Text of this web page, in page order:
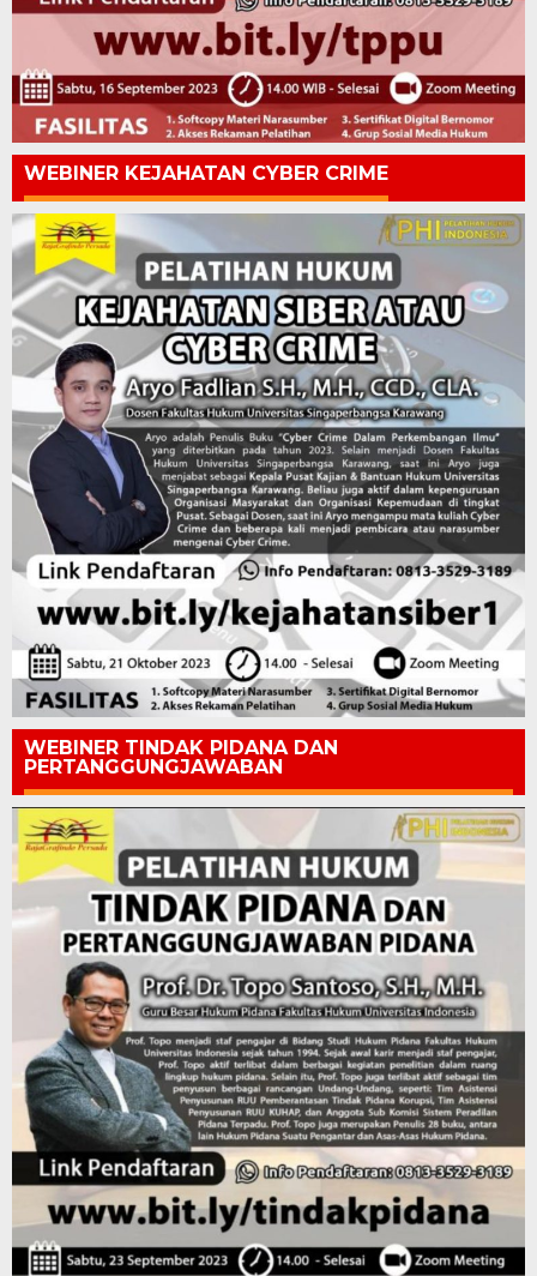
WEBINER KEJAHATAN CYBER CRIME
WEBINER TINDAK PIDANA DAN
PERTANGGUNGJAWABAN